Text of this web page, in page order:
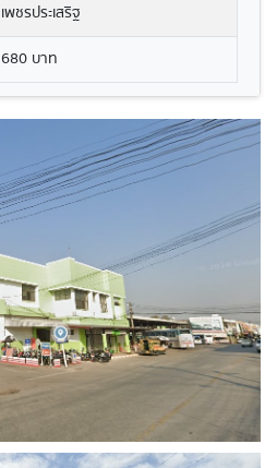
เพชรประเสริฐ
680 บาท